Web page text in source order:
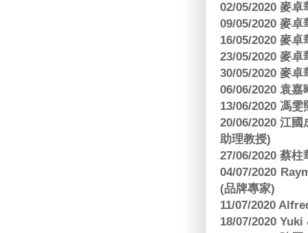
02/05/2020 麥
09/05/2020 麥
16/05/2020 麥
23/05/2020 麥
30/05/2020 麥
06/06/2020 袁
13/06/2020 馮
20/06/2020 江
助理教授)
27/06/2020 蔡
04/07/2020
(品牌專家)
11/07/2020
18/07/2020